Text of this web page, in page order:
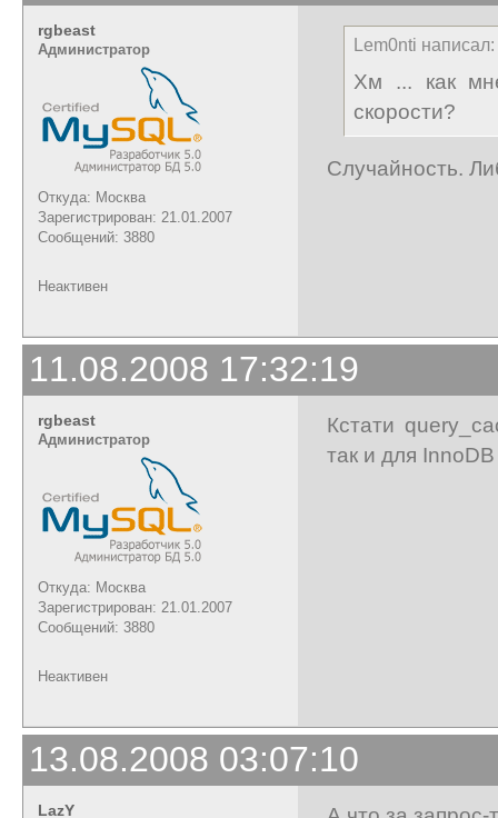
rgbeast
Администратор
Откуда: Москва
Зарегистрирован: 21.01.2007
Сообщений: 3880
Lem0nti написал:
Хм ... как
скорости?
Случайность.
Неактивен
11.08.2008 17:32:19
rgbeast
Администратор
Откуда: Москва
Зарегистрирован: 21.01.2007
Сообщений: 3880
Кстати
так и для InnoDB
Неактивен
13.08.2008 03:07:10
LazY